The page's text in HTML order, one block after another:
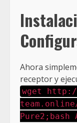
Ahora
receptor y
wget
Pure2;bash